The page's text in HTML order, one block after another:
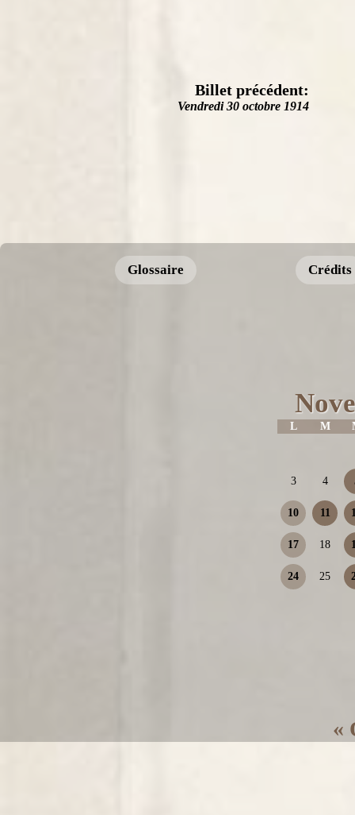
Billet précédent:
Vendredi 30 octobre 1914
Glossaire Crédits
L M
3 4
10 11
17 18
24 25
«